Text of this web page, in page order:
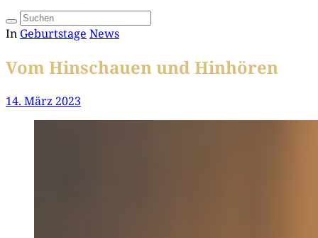
In Geburtstage News
Vom Hinschauen und Hinhören
14. März 2023